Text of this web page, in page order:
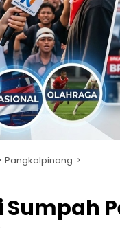
Pangkalpinang
Sumpah